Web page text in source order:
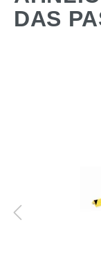
DAS